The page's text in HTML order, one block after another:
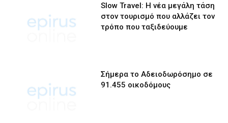
Slow Travel: Η νέα μεγάλη τάση
στον τουρισμό που αλλάζει τον
τρόπο που ταξιδεύουμε
Σήμερα το Αδειοδωρόσημο σε
91.455 οικοδόμους